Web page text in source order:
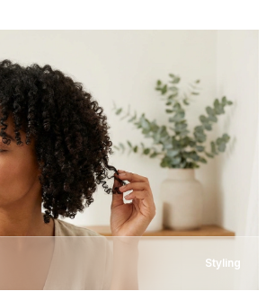
Styling